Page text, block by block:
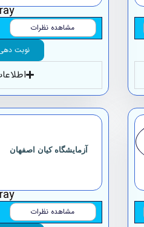
مشاهده نظرات
نوبت دهی
آزمایشگاه ‏کیان ‏اصفهان
مشاهده نظرات